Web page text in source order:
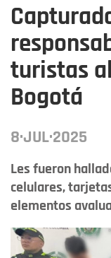
turistas
Bogotá
8·JUL·2025
Les fueron
celulares,
elementos